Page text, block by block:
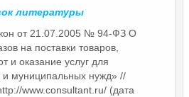
литературы
от 21.07.2005 № 94-ФЗ О
на поставки товаров,
и оказание услуг для
и муниципальных нужд» //
www.consultant.ru/ (дата